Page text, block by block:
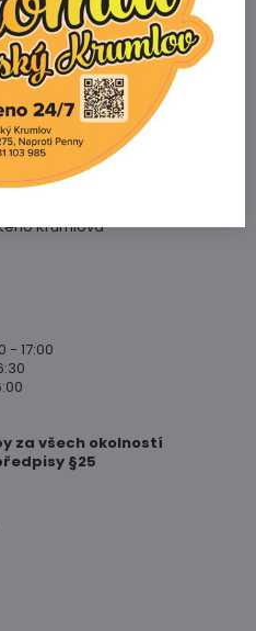
Krumlova
- 17:00
za všech okolností
§25